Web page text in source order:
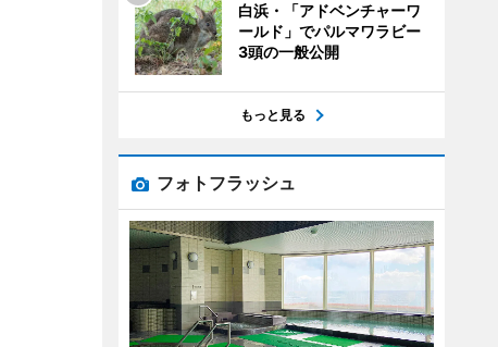
白浜・「アドベンチャーワ
ールド」でパルマワラビー
3頭の一般公開
もっと見る
フォトフラッシュ